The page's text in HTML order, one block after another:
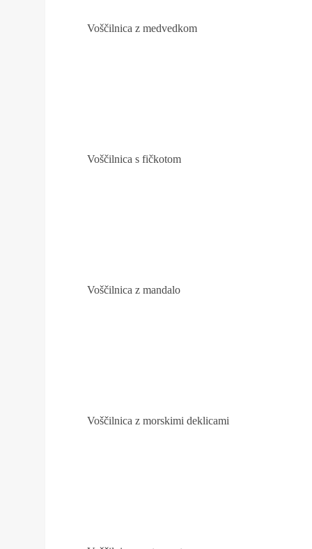
Voščilnica z medvedkom
Voščilnica s fičkotom
Voščilnica z mandalo
Voščilnica z morskimi deklicami